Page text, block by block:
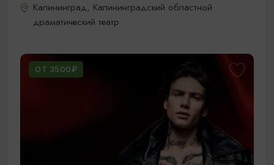
Калининград, Калининградский областной
драматический театр
ОТ 3500₽